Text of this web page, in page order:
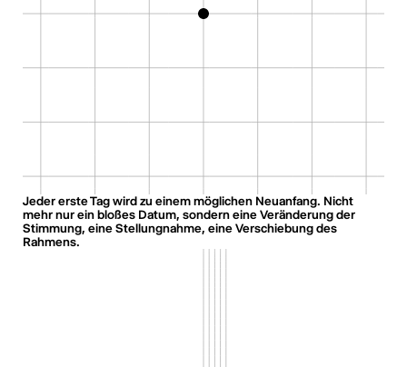
Jeder erste Tag wird zu einem möglichen Neuanfang. Nicht
mehr nur ein bloßes Datum, sondern eine Veränderung der
Stimmung, eine Stellungnahme, eine Verschiebung des
Rahmens.